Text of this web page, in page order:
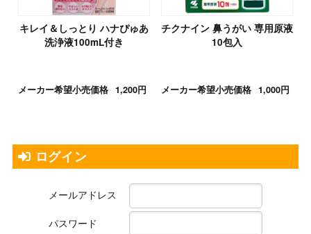
キレイ＆しっとり ハナぴゅあ
洗浄液100mL付き
メーカー希望小売価格 1,200円
チクナイン 鼻うがい 専用原液
10包入
メーカー希望小売価格 1,000円
ログイン
メールアドレス
パスワード